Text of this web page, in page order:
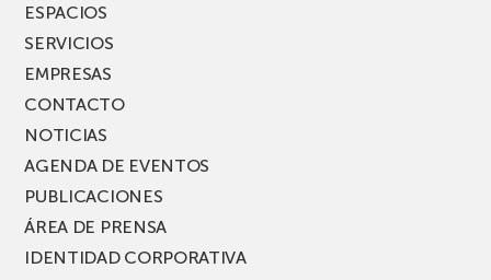
ESPACIOS
SERVICIOS
EMPRESAS
CONTACTO
NOTICIAS
AGENDA DE EVENTOS
PUBLICACIONES
ÁREA DE PRENSA
IDENTIDAD CORPORATIVA